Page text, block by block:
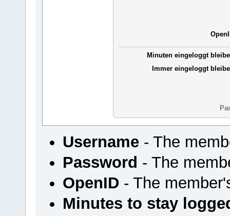
Minuten eingeloggt
Immer eingeloggt
Username- The
Password - The
OpenID - The
Minutes to stay